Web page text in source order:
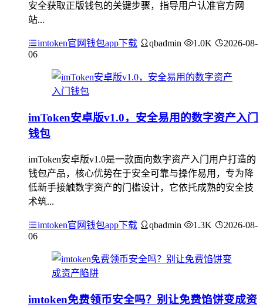
安全获取正版钱包的关键步骤，指导用户认准官方网
站...
imtoken官网钱包app下载 qbadmin 1.0K
2026-08-
06
imToken安卓版v1.0，安全易用的数字资产入门
钱包
imToken安卓版v1.0是一款面向数字资产入门用户打造的
钱包产品，核心优势在于安全可靠与操作易用，专为降
低新手接触数字资产的门槛设计，它依托成熟的安全技
术筑...
imtoken官网钱包app下载 qbadmin 1.3K
2026-08-
06
imtoken免费领币安全吗？别让免费馅饼变成资